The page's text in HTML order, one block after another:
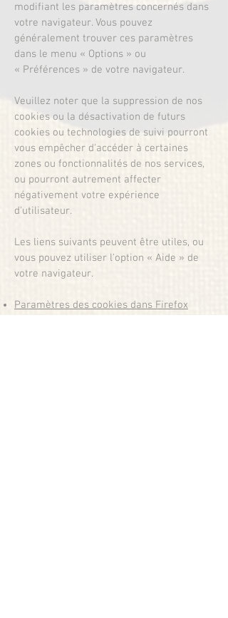
modifiant les paramètres concernés dans
votre navigateur. Vous pouvez
généralement trouver ces paramètres
dans le menu « Options » ou
« Préférences » de votre navigateur.
Veuillez noter que la suppression de nos
cookies ou la désactivation de futurs
cookies ou technologies de suivi pourront
vous empêcher d'accéder à certaines
zones ou fonctionnalités de nos services,
ou pourront autrement affecter
négativement votre expérience
d'utilisateur.
Les liens suivants peuvent être utiles, ou
vous pouvez utiliser l'option « Aide » de
votre navigateur.
Paramètres des cookies dans Firefox